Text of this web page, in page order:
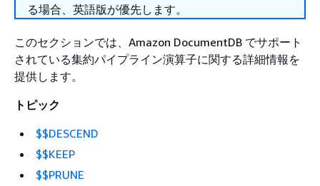
る場合、英語版が優先します。
このセクションでは、Amazon DocumentDB でサポート
されている集約パイプライン演算子に関する詳細情報を
提供します。
トピック
$$DESCEND
$$KEEP
$$PRUNE